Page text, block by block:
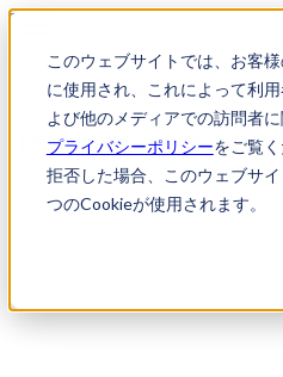
このウェブサイトでは、お客
に使用され、これによって利
よび他のメディアでの訪問者
プライバシーポリシーをご覧く
拒否した場合、このウェブサ
つのCookieが使用されます。
求人検索 【東京都千
【東京都千代田区】特許事務